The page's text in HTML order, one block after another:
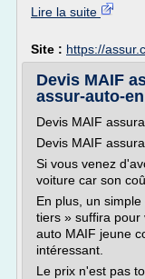
Lire la suite
Site : https://
Devis MAIF
assur-auto-
Devis MAIF
Devis MAIF
Si vous venez
voiture car son
En plus, un
tiers » suffira pour
auto MAIF jeune
intéressant.
Le prix n'est pas